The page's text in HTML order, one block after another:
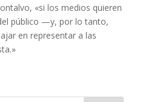
«si los medios quieren
público —y, por lo tanto,
en representar a las